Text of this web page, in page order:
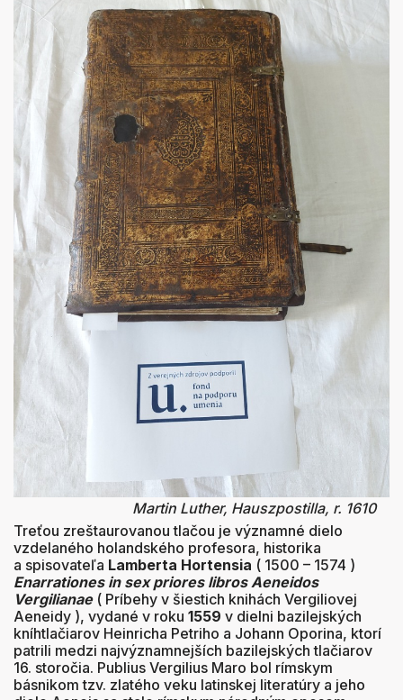
Martin Luther, Hauszpostilla, r. 1610
Treťou zreštaurovanou tlačou je významné dielo
vzdelaného holandského profesora, historika
a spisovateľa Lamberta Hortensia ( 1500 – 1574 )
Enarrationes in sex priores libros Aeneidos
Vergilianae ( Príbehy v šiestich knihách Vergiliovej
Aeneidy ), vydané v roku 1559 v dielni bazilejských
kníhtlačiarov Heinricha Petriho a Johann Oporina, ktorí
patrili medzi najvýznamnejších bazilejských tlačiarov
16. storočia. Publius Vergilius Maro bol rímskym
básnikom tzv. zlatého veku latinskej literatúry a jeho